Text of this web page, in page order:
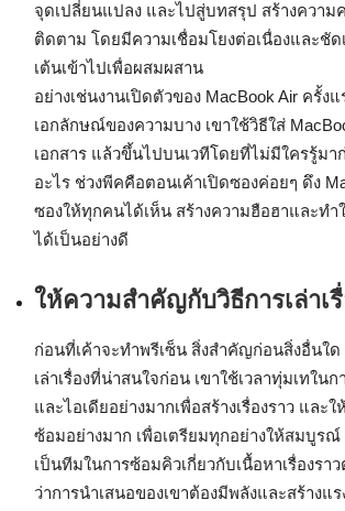
จุดเปลี่ยนแปลง และไปสู่บทสรุป สร้างความ
ติดตาม โดยมีความเชื่อมโยงต่อเนื่องและชั
เต้นเข้าไปเพื่อผสมผสาน
อย่างเช่นงานเปิดตัวของ MacBook Air ครั้ง
เอกลักษณ์ของความบาง เขาใช้วิธีใส่
เอกสาร แล้วขึ้นไปบนเวทีโดยที่ไม่มีใครรู้ม
อะไร ช่วงพีคคือตอนเค้าเปิดซองค่อยๆ ดึง
ซองให้ทุกคนได้เห็น สร้างความฮือฮาและทำ
ได้เป็นอย่างดี
ให้ความสำคัญกับวิธีการเล่าเ
ก่อนที่เค้าจะทำพรีเซ็น สิ่งสำคัญก่อนสิ่งอื่นใ
เล่าเรื่องที่น่าสนใจก่อน เขาใช้เวลาทุ่มเทใน
และไอเดียอย่างมากเพื่อสร้างเรื่องราว แล
ซ้อมอย่างมาก เพื่อเตรียมทุกอย่างให้สมบูรณ์
เป็นทีมในการซ้อมคิวเกี่ยวกับเนื้อหาเรื่องรา
ว่าการนำเสนอของเขาต้องมีพลังและสร้างแ